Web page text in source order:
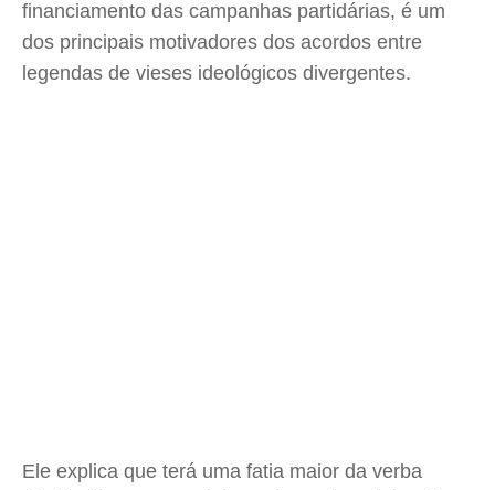
financiamento das campanhas partidárias, é um
dos principais motivadores dos acordos entre
legendas de vieses ideológicos divergentes.
Ele explica que terá uma fatia maior da verba